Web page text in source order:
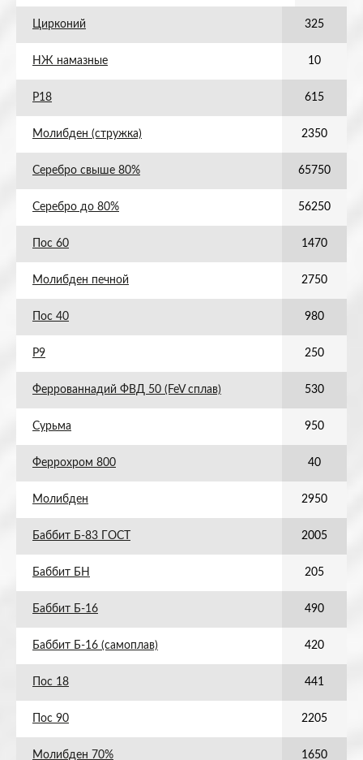
Цирконий 325
НЖ намазные 10
Р18 615
Молибден (стружка) 2350
Серебро свыше 80% 65750
Серебро до 80% 56250
Пос 60 1470
Молибден печной 2750
Пос 40 980
Р9 250
Феррованнадий ФВД 50 (FeV сплав) 530
Сурьма 950
Феррохром 800 40
Молибден 2950
Баббит Б-83 ГОСТ 2005
Баббит БН 205
Баббит Б-16 490
Баббит Б-16 (самоплав) 420
Пос 18 441
Пос 90 2205
Молибден 70% 1650